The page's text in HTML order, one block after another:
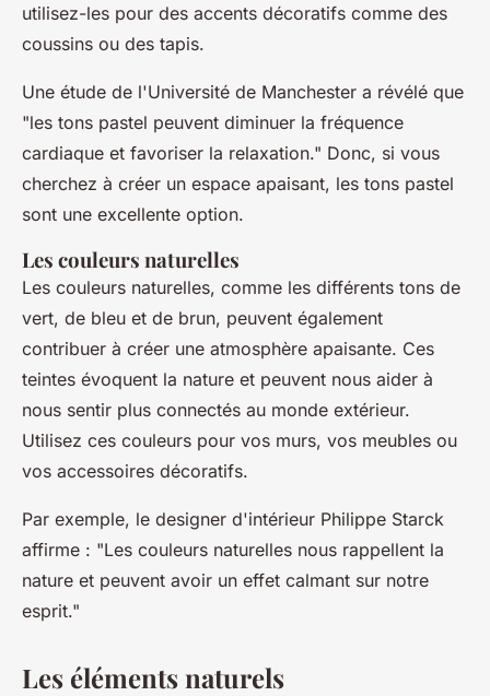
utilisez-les pour des accents décoratifs comme des
coussins ou des tapis.
Une étude de l'Université de Manchester a révélé que
"les tons pastel peuvent diminuer la fréquence
cardiaque et favoriser la relaxation." Donc, si vous
cherchez à créer un espace apaisant, les tons pastel
sont une excellente option.
Les couleurs naturelles
Les couleurs naturelles, comme les différents tons de
vert, de bleu et de brun, peuvent également
contribuer à créer une atmosphère apaisante. Ces
teintes évoquent la nature et peuvent nous aider à
nous sentir plus connectés au monde extérieur.
Utilisez ces couleurs pour vos murs, vos meubles ou
vos accessoires décoratifs.
Par exemple, le designer d'intérieur Philippe Starck
affirme : "Les couleurs naturelles nous rappellent la
nature et peuvent avoir un effet calmant sur notre
esprit."
Les éléments naturels